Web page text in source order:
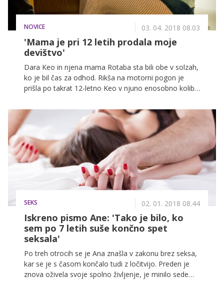
NOVICE 03. 04. 2018 08.03
'Mama je pri 12 letih prodala moje
devištvo'
Dara Keo in njena mama Rotaba sta bili obe v solzah,
ko je bil čas za odhod. Rikša na motorni pogon je
prišla po takrat 12-letno Keo v njuno enosobno kolibo
odpelje na neznano lokacijo. Keo je jokala, ker je bila
prestrašena, Rotana pa zato, ker je storila nekaj
nepredstavljivega – prodala je devištvo svoje hčerke
bogatemu starejšemu moškemu.
SEKS 02. 01. 2018 08.44
Iskreno pismo Ane: 'Tako je bilo, ko
sem po 7 letih suše končno spet
seksala'
Po treh otrocih se je Ana znašla v zakonu brez seksa,
kar se je s časom končalo tudi z ločitvijo. Preden je
znova oživela svoje spolno življenje, je minilo sedem